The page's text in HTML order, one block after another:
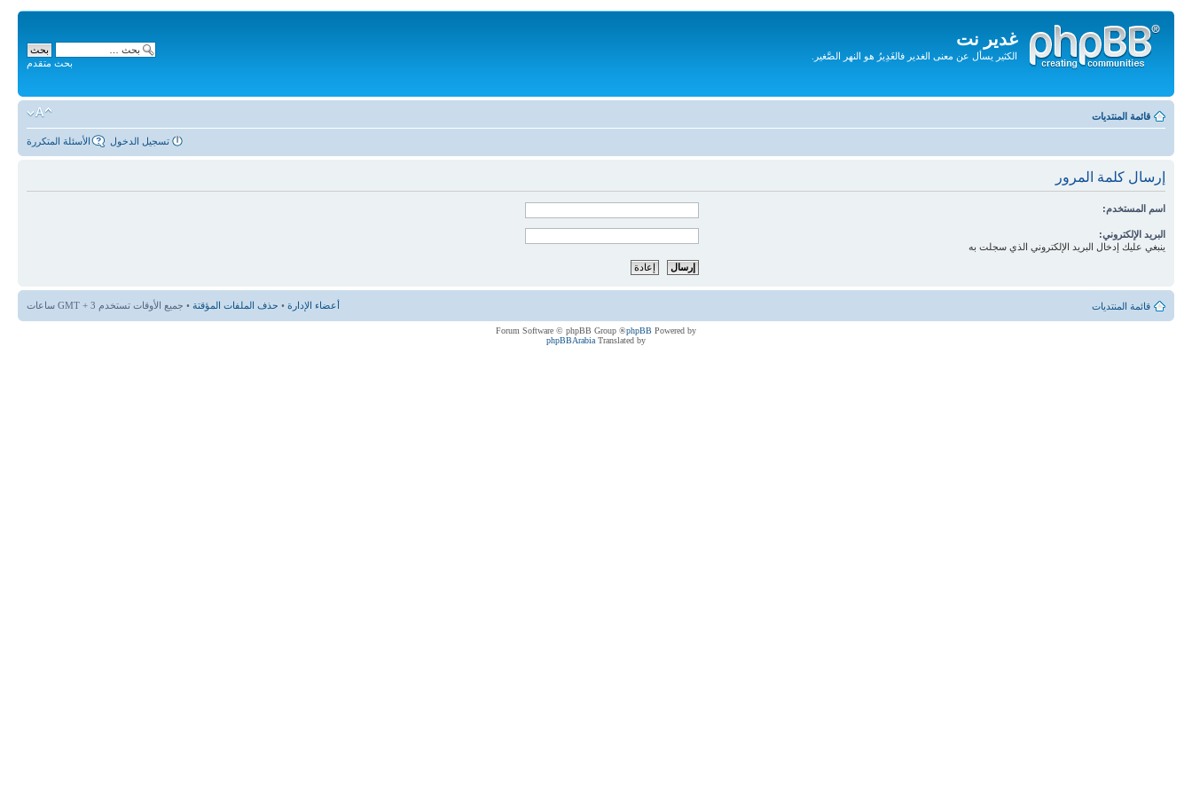
غدير نت
الكثير يسأل عن معنى الغدير فالغَدِيرُ هو النهر الصَّغير.
المحتويات
بحث متقدم
قائمة المنتديات
الأسئلة المتكررة تسجيل الدخول
إرسال كلمة المرور
اسم المستخدم:
البريد الإلكتروني:
ينبغي عليك إدخال البريد الإلكتروني الذي سجلت به
قائمة المنتديات أعضاء الإدارة • حذف الملفات المؤقتة • جميع الأوقات تستخدم GMT + 3 ساعات
Powered by
phpBB
® Forum Software © phpBB Group
Translated by
phpBBArabia